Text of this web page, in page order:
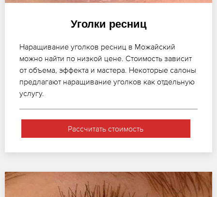
Уголки ресниц
Наращивание уголков ресниц в Можайский
можно найти по низкой цене. Стоимость зависит
от объема, эффекта и мастера. Некоторые салоны
предлагают наращивание уголков как отдельную
услугу.
Рассчитать стоимость